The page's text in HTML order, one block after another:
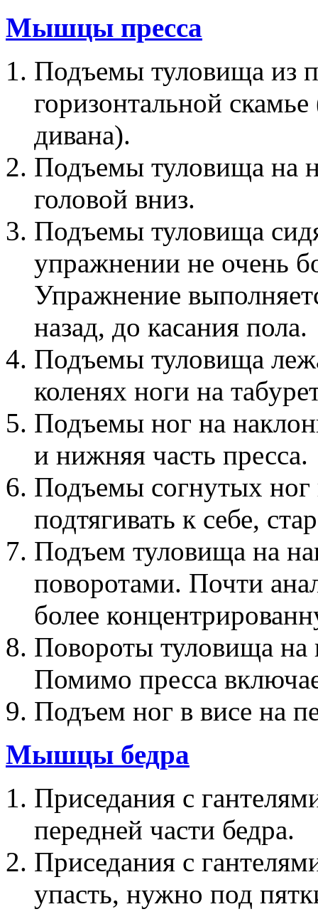
Мышцы пресса
Подъемы туловища из
горизонтальной
дивана).
Подъемы туловища на
головой вниз.
Подъемы туловища
упражнении не очень
Упражнение
назад, до касания пола.
Подъемы туловища
коленях ноги на
Подъемы ног на
и нижняя часть пресса.
Подъемы согнутых
подтягивать к себе,
Подъем туловища на
поворотами. Почти
более
Повороты туловища на
Помимо пресса
Подъем ног в висе на
Мышцы бедра
Приседания с
передней части бедра.
Приседания с
упасть, нужно под